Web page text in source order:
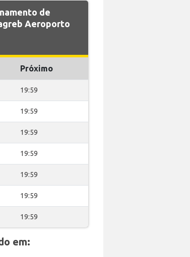
de
Aeroporto
Próximo
19:59
19:59
19:59
19:59
19:59
19:59
19:59
em: